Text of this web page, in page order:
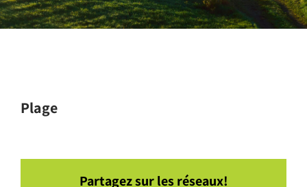
Plage
Partagez sur les réseaux!